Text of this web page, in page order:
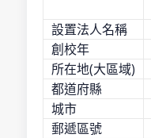
設置法人名稱
創校年
所在地(大區域)
都道府縣
城市
郵遞區號